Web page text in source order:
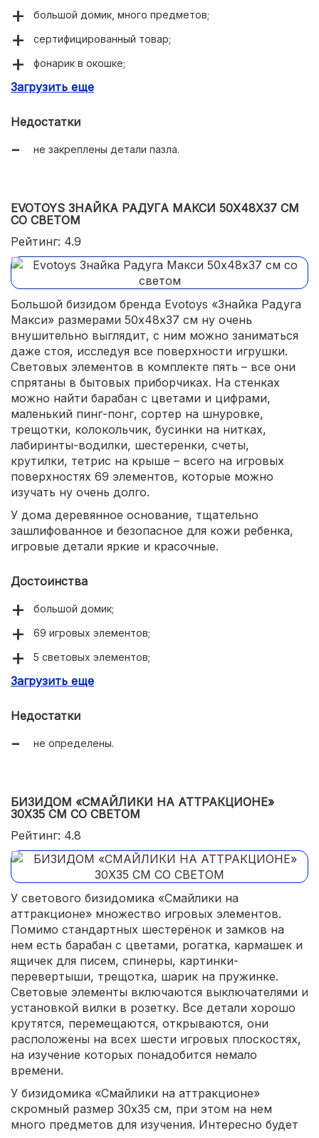
большой домик, много предметов;
сертифицированный товар;
фонарик в окошке;
идеальная обработка дерева без покрытия ЛКМ;
Загрузить еще
Недостатки
не закреплены детали пазла.
EVOTOYS ЗНАЙКА РАДУГА МАКСИ 50Х48Х37 СМ
СО СВЕТОМ
Рейтинг: 4.9
Большой бизидом бренда Evotoys «Знайка Радуга
Макси» размерами 50х48х37 см ну очень
внушительно выглядит, с ним можно заниматься
даже стоя, исследуя все поверхности игрушки.
Световых элементов в комплекте пять – все они
спрятаны в бытовых приборчиках. На стенках
можно найти барабан с цветами и цифрами,
маленький пинг-понг, сортер на шнуровке,
трещотки, колокольчик, бусинки на нитках,
лабиринты-водилки, шестеренки, счеты,
крутилки, тетрис на крыше – всего на игровых
поверхностях 69 элементов, которые можно
изучать ну очень долго.
У дома деревянное основание, тщательно
зашлифованное и безопасное для кожи ребенка,
игровые детали яркие и красочные.
Достоинства
большой домик;
69 игровых элементов;
5 световых элементов;
длительная фиксация внимания ребенка;
Загрузить еще
Недостатки
не определены.
БИЗИДОМ «СМАЙЛИКИ НА АТТРАКЦИОНЕ»
30Х35 СМ СО СВЕТОМ
Рейтинг: 4.8
У светового бизидомика «Смайлики на
аттракционе» множество игровых элементов.
Помимо стандартных шестерёнок и замков на
нем есть барабан с цветами, рогатка, кармашек и
ящичек для писем, спинеры, картинки-
перевертыши, трещотка, шарик на пружинке.
Световые элементы включаются выключателями и
установкой вилки в розетку. Все детали хорошо
крутятся, перемещаются, открываются, они
расположены на всех шести игровых плоскостях,
на изучение которых понадобится немало
времени.
У бизидомика «Смайлики на аттракционе»
скромный размер 30х35 см, при этом на нем
много предметов для изучения. Интересно будет